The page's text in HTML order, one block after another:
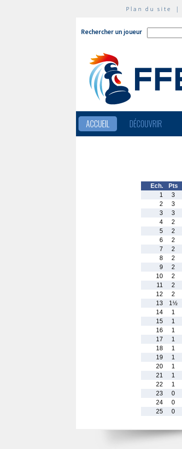
Plan du site |
Rechercher un joueur
ACCUEIL DÉCOUVRIR
Ech. Pts
1
3
2
3
3
3
4
2
5
2
6
2
7
2
8
2
9
2
10
2
11
2
12
2
13
1½
14
1
15
1
16
1
17
1
18
1
19
1
20
1
21
1
22
1
23
0
24
0
25
0